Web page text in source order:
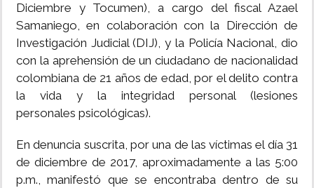
Diciembre y Tocumen), a cargo del fiscal Azael
Samaniego, en colaboración con la Dirección de
Investigación Judicial (DIJ), y la Policía Nacional, dio
con la aprehensión de un ciudadano de nacionalidad
colombiana de 21 años de edad, por el delito contra
la vida y la integridad personal (lesiones
personales psicológicas).
En denuncia suscrita, por una de las víctimas el día 31
de diciembre de 2017, aproximadamente a las 5:00
p.m., manifestó que se encontraba dentro de su